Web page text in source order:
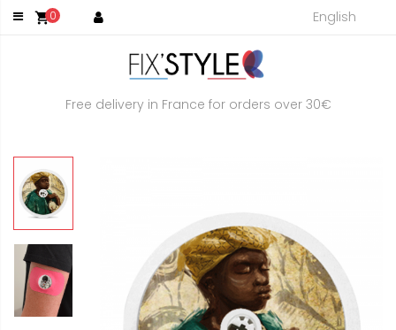
shopping_cart0 English
Free delivery in France for orders over 30€